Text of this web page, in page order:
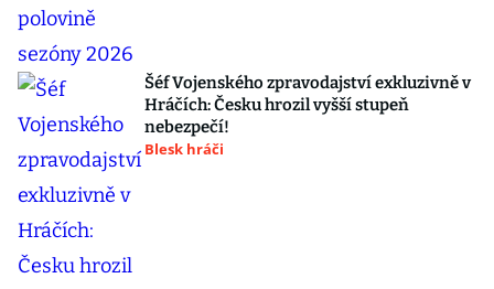
Šéf Vojenského zpravodajství exkluzivně v
Hráčích: Česku hrozil vyšší stupeň
nebezpečí!
Blesk hráči